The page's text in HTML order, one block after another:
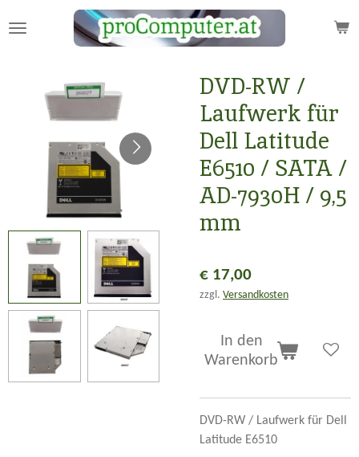
Hauptinhalt
DVD-RW /
Laufwerk für
Dell Latitude
E6510 / SATA /
AD-7930H / 9,5
mm
€ 17,00
zzgl. Versandkosten
In den
Warenkorb
DVD-RW / Laufwerk für Dell
Latitude E6510